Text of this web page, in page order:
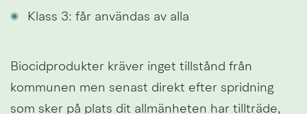
Klass 3: får användas av alla
Biocidprodukter kräver inget tillstånd från
kommunen men senast direkt efter spridning
som sker på plats dit allmänheten har tillträde,